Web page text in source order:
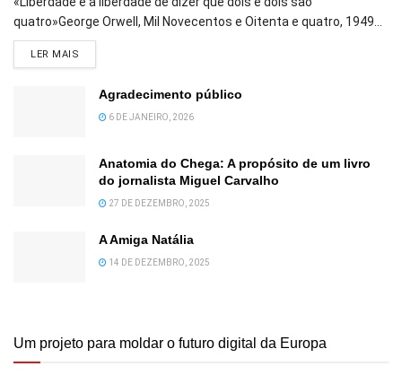
quatro»George Orwell, Mil Novecentos e Oitenta e quatro, 1949...
LER MAIS
Agradecimento público
6 DE JANEIRO, 2026
Anatomia do Chega: A propósito de um livro
do jornalista Miguel Carvalho
27 DE DEZEMBRO, 2025
A Amiga Natália
14 DE DEZEMBRO, 2025
Um projeto para moldar o futuro digital da Europa